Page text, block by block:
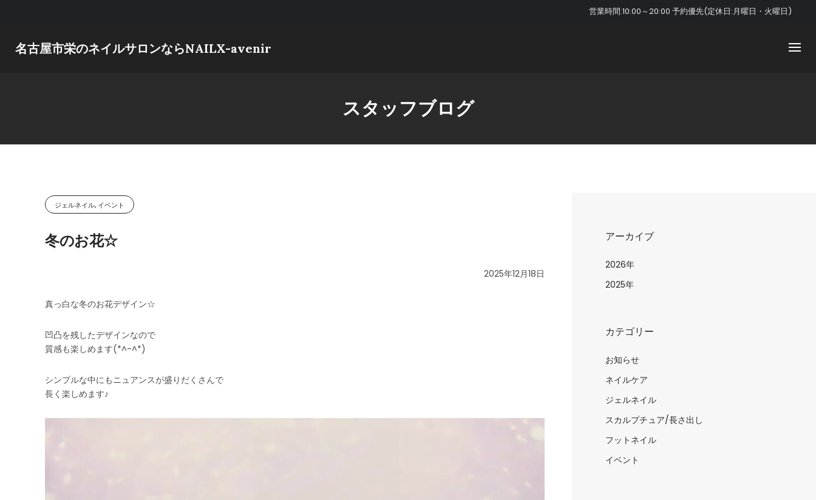
営業時間:10:00～20:00 予約優先(定休日:月曜日・火曜日)
名古屋市栄のネイルサロンならNAILX-avenir
スタッフブログ
ジェルネイル, イベント
冬のお花☆
2025年12月18日
真っ白な冬のお花デザイン☆
凹凸を残したデザインなので
質感も楽しめます(*^-^*)
シンプルな中にもニュアンスが盛りだくさんで
長く楽しめます♪
アーカイブ
2026年
2025年
カテゴリー
お知らせ
ネイルケア
ジェルネイル
スカルプチュア/長さ出し
フットネイル
イベント